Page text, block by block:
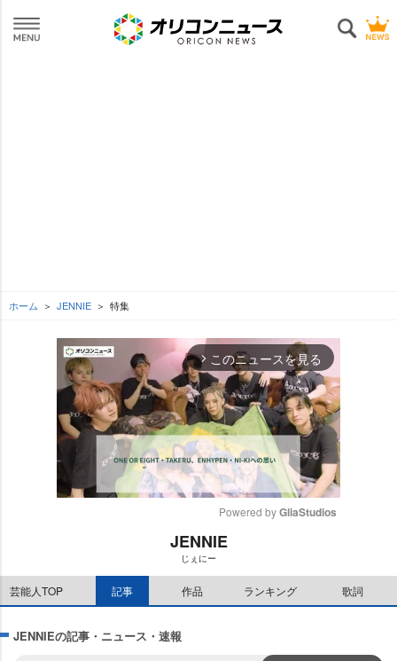
ホーム JENNIE 特集
arrow_forward_ios このニュースを見る
e
Powered by GliaStudios
JENNIE
じぇにー
芸能人TOP 記事 作品 ランキング 歌詞
JENNIEの記事・ニュース・速報